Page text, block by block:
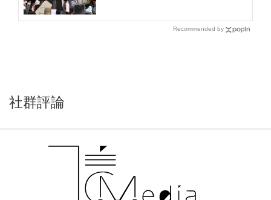
Recommended by
社群評論